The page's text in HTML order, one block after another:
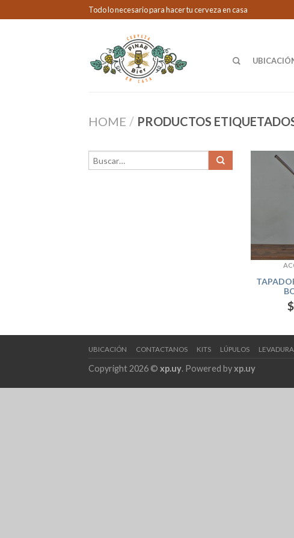
Todo lo necesario para hacer tu cerveza en casa
HOME / PRODUCTOS
$
UBICACIÓN CONTACTANOS KITS LÚPULOS
Copyright 2026 © xp.uy. Powered byxp.uy